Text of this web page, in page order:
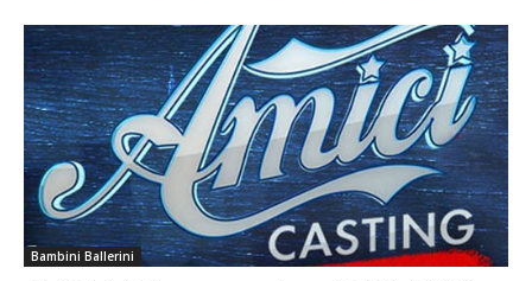
Bambini Ballerini